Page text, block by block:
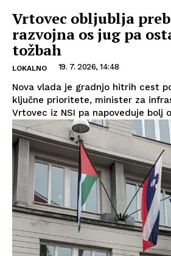
Vrtovec obljublja
razvojna os jug pa
tožbah
LOKALNO 19. 7. 2026, 14:48
Nova vlada je gradnjo hitrih cest
ključne prioritete, minister za
Vrtovec iz NSI pa napoveduje bolj